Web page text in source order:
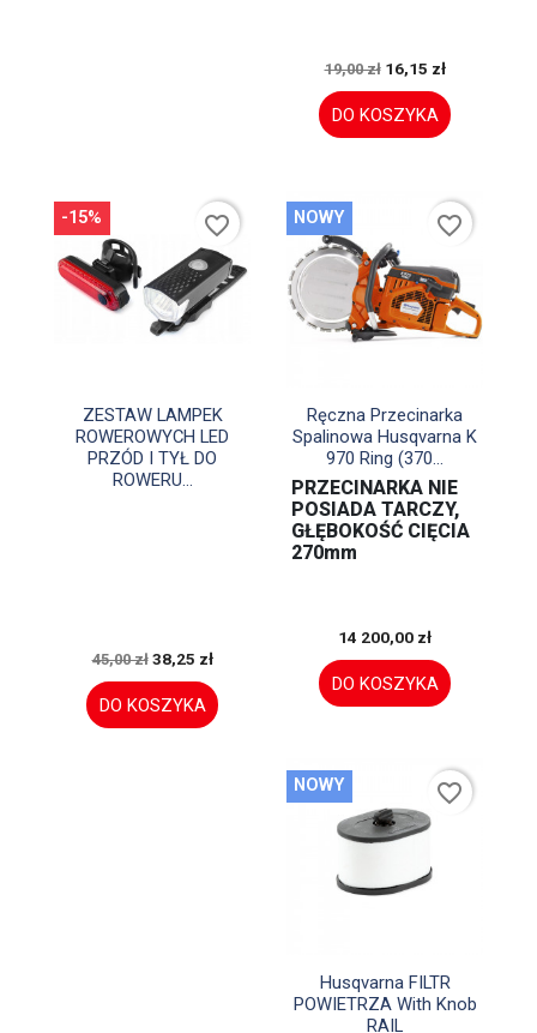
19,00 zł 16,15 zł
DO KOSZYKA
Szybki podgląd
ZESTAW LAMPEK
ROWEROWYCH LED
PRZÓD I TYŁ DO
ROWERU...
45,00 zł 38,25 zł
DO KOSZYKA
-15% favorite_border
Szybki podgląd
Ręczna Przecinarka
Spalinowa Husqvarna K
970 Ring (370...
PRZECINARKA NIE
POSIADA TARCZY,
GŁĘBOKOŚĆ CIĘCIA
270mm
14 200,00 zł
DO KOSZYKA
NOWY favorite_border
Szybki podgląd
Husqvarna FILTR
POWIETRZA With Knob
RAIL
NOWY favorite_border